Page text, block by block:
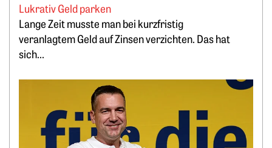
Lukrativ Geld parken
Lange Zeit musste man bei kurzfristig
veranlagtem Geld auf Zinsen verzichten. Das hat
sich...
Weiterlesen: „Bitcoin minen, statt PV-Strom zu